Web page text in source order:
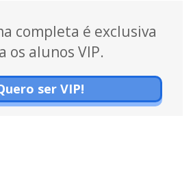
completa é exclusiva
os alunos VIP.
ser VIP!